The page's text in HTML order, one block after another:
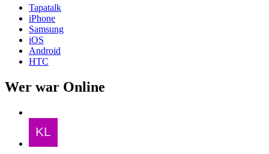
Tapatalk
iPhone
Samsung
iOS
Android
HTC
Wer war Online